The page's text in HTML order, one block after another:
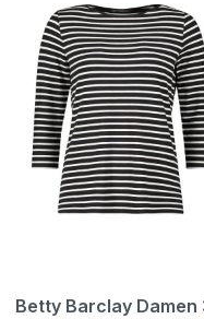
Betty Barclay Damen